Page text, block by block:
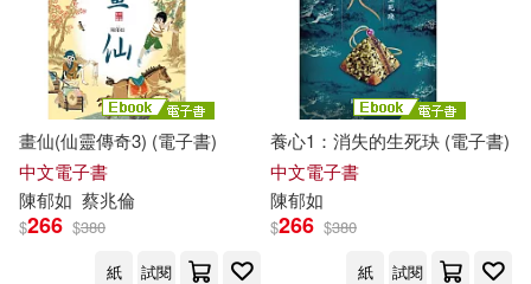
畫仙(仙靈傳奇3) (電子書)
中文電子書
陳郁如 蔡兆倫
$266 $380
紙
試閱
養心1：消失的生死玦 (電子書)
中文電子書
陳郁如
$266 $380
紙
試閱